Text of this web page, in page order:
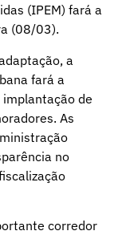
(IPEM) fará a
(08/03).
a
fará a
de
As
no
corredor